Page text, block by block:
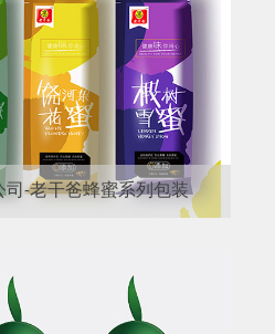
-老干爸蜂蜜系列包装